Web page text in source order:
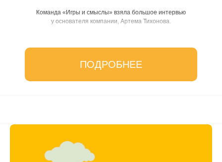
Команда «Игры и смыслы» взяла большое интервью
у основателя компании, Артема Тихонова.
ПОДРОБНЕЕ